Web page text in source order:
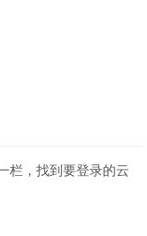
栏，找到要登录的云